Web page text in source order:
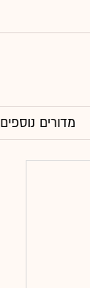
מדורים נוספים